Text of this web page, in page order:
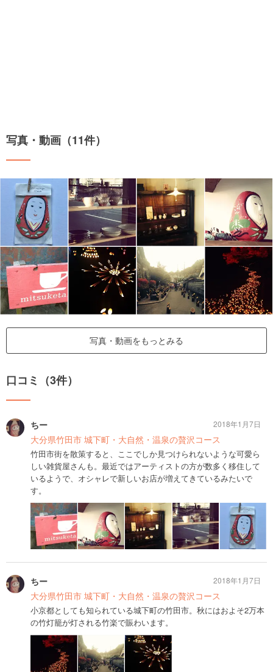
写真・動画（11件）
写真・動画をもっとみる
口コミ（3件）
ちー
大分県竹田市 城下町・大自然・温泉の贅沢コース
竹田市街を散策すると、ここでしか見つけられないような可愛ら
しい雑貨屋さんも。最近ではアーティストの方が数多く移住して
いるようで、オシャレで新しいお店が増えてきているみたいで
す。
2018年1月7日
ちー
大分県竹田市 城下町・大自然・温泉の贅沢コース
小京都としても知られている城下町の竹田市。秋にはおよそ2万本
の竹灯籠が灯される竹楽で賑わいます。
2018年1月7日